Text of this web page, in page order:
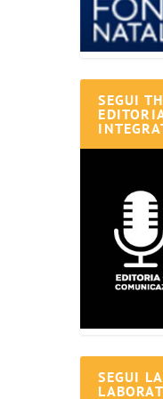
SEGUI
SEGUI